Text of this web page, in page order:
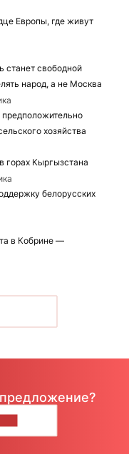
Европы, где живут
свободной
народ, а не Москва
хозяйства
горах Кыргызстана
белорусских
в Кобрине —